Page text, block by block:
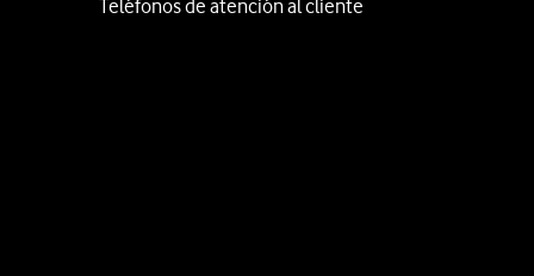
Teléfonos de atención al cliente